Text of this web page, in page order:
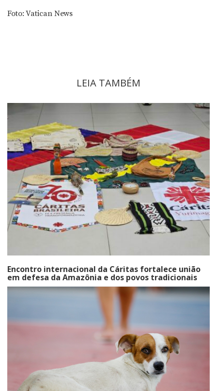
Foto: Vatican News
LEIA TAMBÉM
Encontro internacional da Cáritas fortalece união
em defesa da Amazônia e dos povos tradicionais